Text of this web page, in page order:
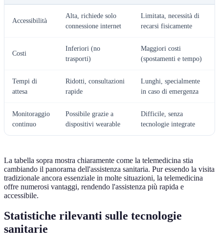
Accessibilità
Alta, richiede solo
connessione internet
Limitata, necessità di
recarsi fisicamente
Costi
Inferiori (no
trasporti)
Maggiori costi
(spostamenti e tempo)
Tempi di
attesa
Ridotti, consultazioni
rapide
Lunghi, specialmente
in caso di emergenza
Monitoraggio
continuo
Possibile grazie a
dispositivi wearable
Difficile, senza
tecnologie integrate
La tabella sopra mostra chiaramente come la telemedicina stia
cambiando il panorama dell'assistenza sanitaria. Pur essendo la visita
tradizionale ancora essenziale in molte situazioni, la telemedicina
offre numerosi vantaggi, rendendo l'assistenza più rapida e
accessibile.
Statistiche rilevanti sulle tecnologie
sanitarie